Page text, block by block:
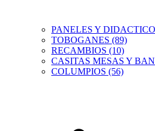
PANELES Y
TOBOGANES (89)
RECAMBIOS (10)
CASITAS MESAS Y
COLUMPIOS (56)